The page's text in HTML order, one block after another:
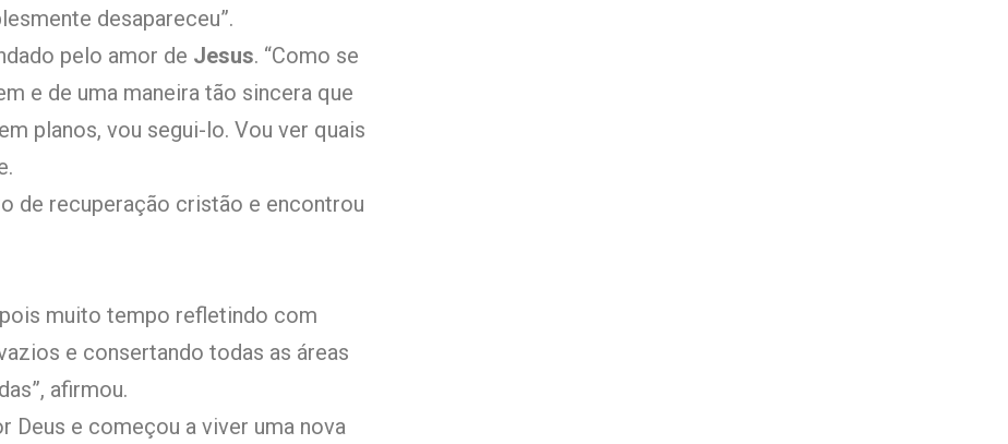
desapareceu”.
pelo amor de Jesus. “Como se
e de uma maneira tão sincera que
planos, vou segui-lo. Vou ver quais
de recuperação cristão e encontrou
muito tempo refletindo com
e consertando todas as áreas
afirmou.
Deus e começou a viver uma nova